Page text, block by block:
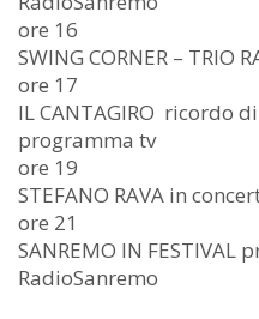
ore 16
SWING CORNER – TRIO
ore 17
IL CANTAGIRO ricordo
programma tv
ore 19
STEFANO RAVA in
ore 21
SANREMO IN FESTIVAL
RadioSanremo